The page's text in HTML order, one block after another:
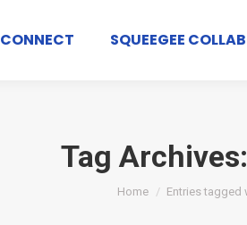
CONNECT SQUEEGEE
Tag Archives:
You are here:
Home Entries tagged